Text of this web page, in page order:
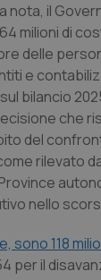
di
Febbre
&
Crohn &
&
nota, il
milioni di
delle
e
bilancio
che
del
rilevato
nello
sono 118
per il